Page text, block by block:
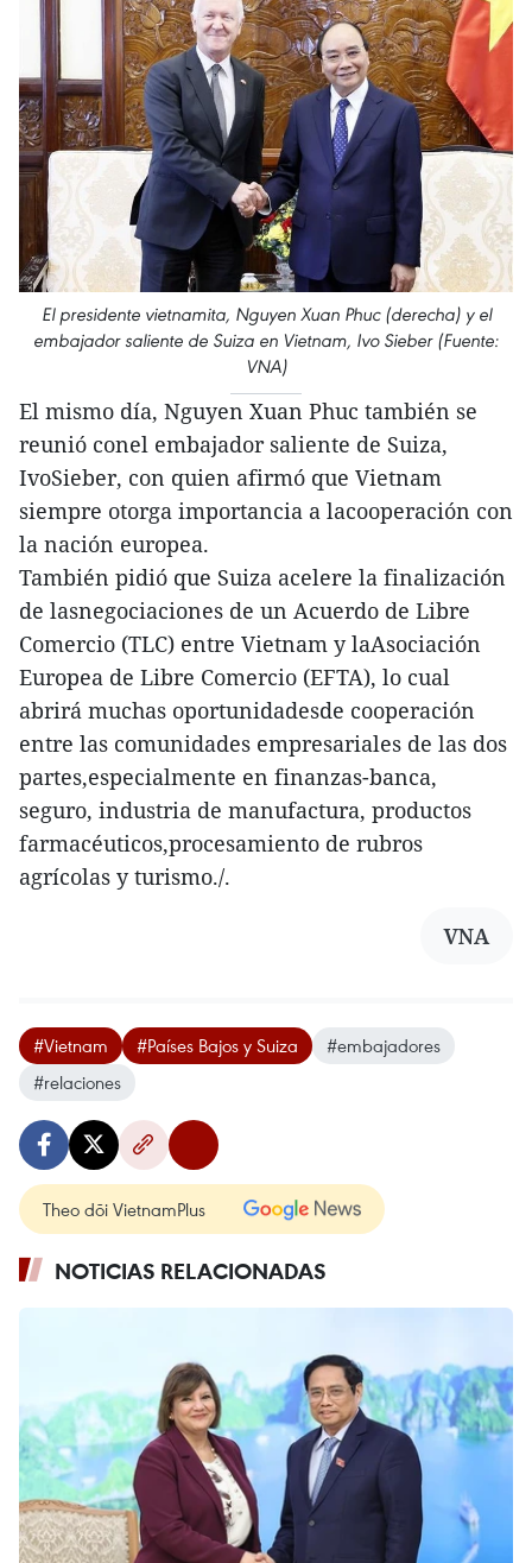
El presidente vietnamita, Nguyen Xuan Phuc (derecha) y el
embajador saliente de Suiza en Vietnam, Ivo Sieber (Fuente:
VNA)
El mismo día, Nguyen Xuan Phuc también se
reunió conel embajador saliente de Suiza,
IvoSieber, con quien afirmó que Vietnam
siempre otorga importancia a lacooperación con
la nación europea.
También pidió que Suiza acelere la finalización
de lasnegociaciones de un Acuerdo de Libre
Comercio (TLC) entre Vietnam y laAsociación
Europea de Libre Comercio (EFTA), lo cual
abrirá muchas oportunidadesde cooperación
entre las comunidades empresariales de las dos
partes,especialmente en finanzas-banca,
seguro, industria de manufactura, productos
farmacéuticos,procesamiento de rubros
agrícolas y turismo./.
VNA
#Vietnam #Países Bajos y Suiza
#embajadores
#relaciones
Theo dõi VietnamPlus
NOTICIAS RELACIONADAS